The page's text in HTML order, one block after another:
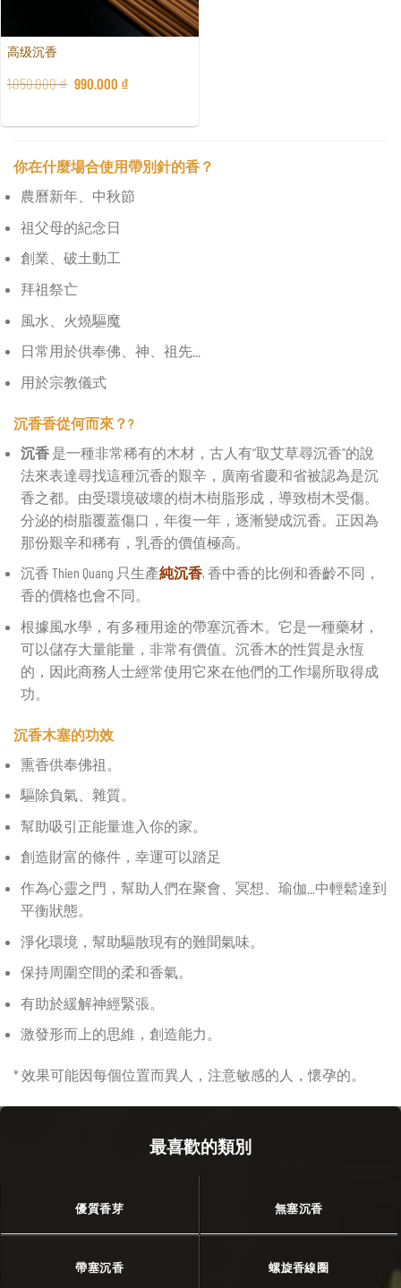
高级沉香
1.050.000₫ 990.000 ₫
你在什麼場合使用帶別針的香？
農曆新年、中秋節
祖父母的紀念日
創業、破土動工
拜祖祭亡
風水、火燒驅魔
日常用於供奉佛、神、祖先...
用於宗教儀式
沉香香從何而來？?
沉香 是一種非常稀有的木材，古人有“取艾草尋沉香”的說
法來表達尋找這種沉香的艱辛，廣南省慶和省被認為是沉
香之都。由受環境破壞的樹木樹脂形成，導致樹木受傷。
分泌的樹脂覆蓋傷口，年復一年，逐漸變成沉香。正因為
那份艱辛和稀有，乳香的價值極高。
沉香 Thien Quang 只生產純沉香, 香中香的比例和香齡不同，
香的價格也會不同。
根據風水學，有多種用途的帶塞沉香木。它是一種藥材，
可以儲存大量能量，非常有價值。沉香木的性質是永恆
的，因此商務人士經常使用它來在他們的工作場所取得成
功。
沉香木塞的功效
熏香供奉佛祖。
驅除負氣、雜質。
幫助吸引正能量進入你的家。
創造財富的條件，幸運可以踏足
作為心靈之門，幫助人們在聚會、冥想、瑜伽...中輕鬆達到
平衡狀態。
淨化環境，幫助驅散現有的難聞氣味。
保持周圍空間的柔和香氣。
有助於緩解神經緊張。
激發形而上的思維，創造能力。
* 效果可能因每個位置而異人，注意敏感的人，懷孕的。
最喜歡的類別
優質香芽 無塞沉香
帶塞沉香 螺旋香線圈